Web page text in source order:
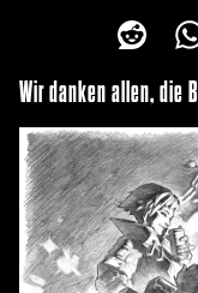
Wir danken allen, die